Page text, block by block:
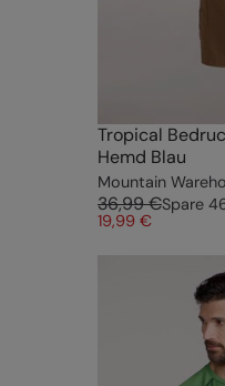
Tropical
Hemd Blau
Mountain
36,99 €Spare
19,99 €